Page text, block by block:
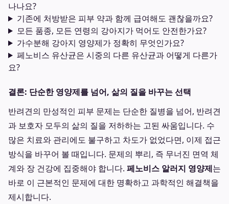
나나요?
기존에 처방받은 피부 약과 함께 급여해도 괜찮을까요?
모든 품종, 모든 연령의 강아지가 먹어도 안전한가요?
가수분해 강아지 영양제가 정확히 무엇인가요?
페노비스 유산균은 시중의 다른 유산균과 어떻게 다른가
요?
결론: 단순한 영양제를 넘어, 삶의 질을 바꾸는 선택
반려견의 만성적인 피부 문제는 단순한 질병을 넘어, 반려견
과 보호자 모두의 삶의 질을 저하하는 고된 싸움입니다. 수
많은 치료와 관리에도 불구하고 차도가 없었다면, 이제 접근
방식을 바꾸어 볼 때입니다. 문제의 뿌리, 즉 무너진 면역 체
계와 장 건강에 집중해야 합니다. 페노비스 알러지 영양제는
바로 이 근본적인 문제에 대한 명확하고 과학적인 해결책을
제시합니다.